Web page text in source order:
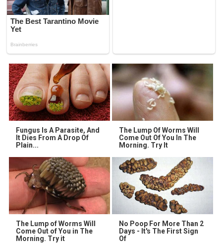
Fungus Is A Parasite, And
It Dies From A Drop Of
Plain...
The Lump Of Worms Will
Come Out Of You In The
Morning. Try It
The Lump of Worms Will
Come Out of You in The
Morning. Try it
No Poop For More Than 2
Days - It's The First Sign
Of